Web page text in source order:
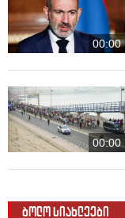
00:00
00:00
ბოლო სიახლეები